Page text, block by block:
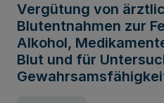
Vergütung von
Blutentnahmen zur
Alkohol,
Blut und für